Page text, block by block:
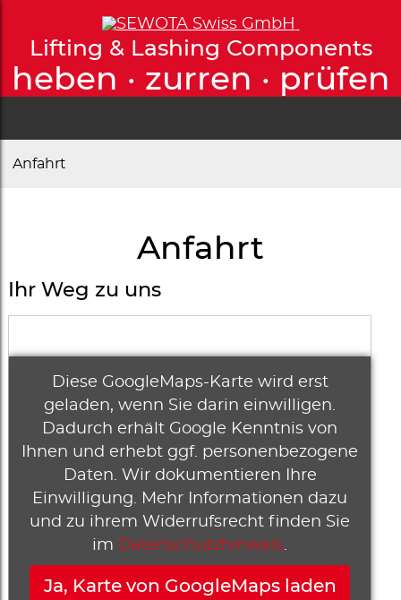
Lifting & Lashing Components
heben · zurren · prüfen
Anfahrt
Anfahrt
Ihr Weg zu uns
Diese GoogleMaps-Karte wird erst
geladen, wenn Sie darin einwilligen.
Dadurch erhält Google Kenntnis von
Ihnen und erhebt ggf. personenbezogene
Daten. Wir dokumentieren Ihre
Einwilligung. Mehr Informationen dazu
und zu ihrem Widerrufsrecht finden Sie
im Datenschutzhinweis.